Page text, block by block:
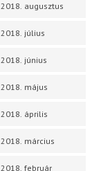
2018. augusztus
2018. július
2018. június
2018. május
2018. április
2018. március
2018. február